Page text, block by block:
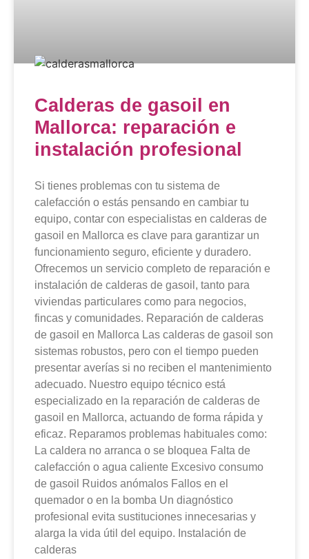
Calderas de gasoil en
Mallorca: reparación e
instalación profesional
Si tienes problemas con tu sistema de
calefacción o estás pensando en cambiar tu
equipo, contar con especialistas en calderas de
gasoil en Mallorca es clave para garantizar un
funcionamiento seguro, eficiente y duradero.
Ofrecemos un servicio completo de reparación e
instalación de calderas de gasoil, tanto para
viviendas particulares como para negocios,
fincas y comunidades. Reparación de calderas
de gasoil en Mallorca Las calderas de gasoil son
sistemas robustos, pero con el tiempo pueden
presentar averías si no reciben el mantenimiento
adecuado. Nuestro equipo técnico está
especializado en la reparación de calderas de
gasoil en Mallorca, actuando de forma rápida y
eficaz. Reparamos problemas habituales como:
La caldera no arranca o se bloquea Falta de
calefacción o agua caliente Excesivo consumo
de gasoil Ruidos anómalos Fallos en el
quemador o en la bomba Un diagnóstico
profesional evita sustituciones innecesarias y
alarga la vida útil del equipo. Instalación de
calderas